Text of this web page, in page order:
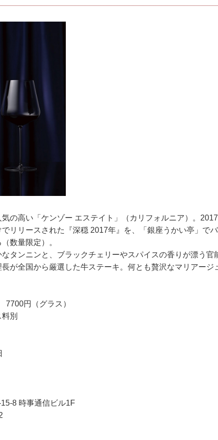
の高い「ケンゾー エステイト」（カリフォルニア）。
リリースされた『深穏 2017年』を、「銀座うかい亭」で
数量限定）。
タンニンと、ブラックチェリーやスパイスの香りが漂う官
長が全国から厳選した牛ステーキ。何とも贅沢なマリアージ
円（グラス）
別
8 時事通信ビル1F